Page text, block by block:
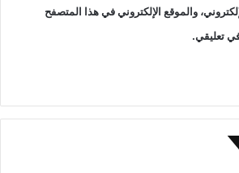
والموقع الإلكتروني في هذا المتصفح
تعليقي.